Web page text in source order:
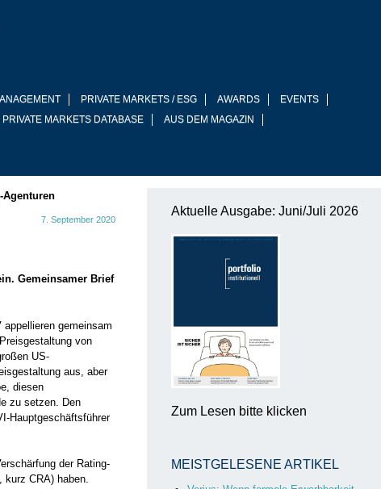
PRIVATE MARKETS / ESG AWARDS
EVENTS
PRIVATE MARKETS DATABASE AUS DEM MAGAZIN
Agenturen
7. September 2020
Gemeinsamer Brief
gemeinsam
von
US-
aus, aber
diesen
zu setzen. Den
Hauptgeschäftsführer
der Rating-
kurz CRA) haben.
Aktuelle Ausgabe: Juni/Juli 2026
Zum Lesen bitte klicken
MEISTGELESENE ARTIKEL